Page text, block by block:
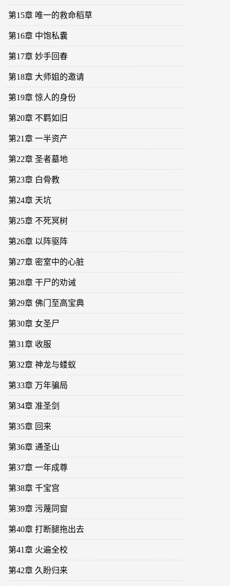
第15章 唯一的救命稻草
第16章 中饱私囊
第17章 妙手回春
第18章 大师姐的邀请
第19章 惊人的身份
第20章 不羁如旧
第21章 一半资产
第22章 圣者墓地
第23章 白骨教
第24章 天坑
第25章 不死冥树
第26章 以阵驱阵
第27章 密室中的心脏
第28章 干尸的劝诫
第29章 佛门至高宝典
第30章 女圣尸
第31章 收服
第32章 神龙与蝼蚁
第33章 万年骗局
第34章 准圣剑
第35章 回来
第36章 通圣山
第37章 一年成尊
第38章 千宝宫
第39章 污蔑同窗
第40章 打断腿拖出去
第41章 火遍全校
第42章 久盼归来